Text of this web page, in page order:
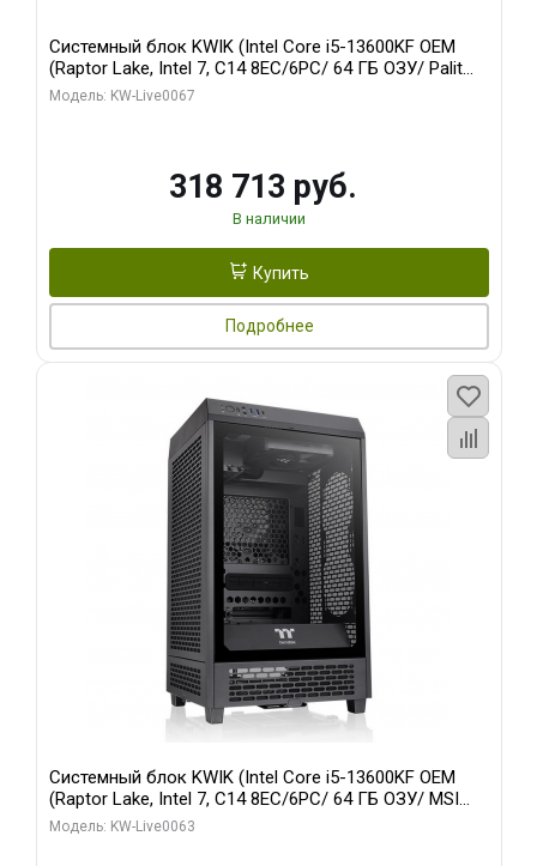
Системный блок KWIK (Intel Core i5-13600KF OEM
(Raptor Lake, Intel 7, C14 8EC/6PC/ 64 ГБ ОЗУ/ Palit
RTX5080 GAMINGPRO OC 16GB GDDR7 256bit 3xDP
Модель: KW-Live0067
318 713 руб.
В наличии
Купить
Подробнее
Системный блок KWIK (Intel Core i5-13600KF OEM
(Raptor Lake, Intel 7, C14 8EC/6PC/ 64 ГБ ОЗУ/ MSI
RTX5080 VENTUS 3X OC 16GB GDDR7 256bit 3xDP
Модель: KW-Live0063